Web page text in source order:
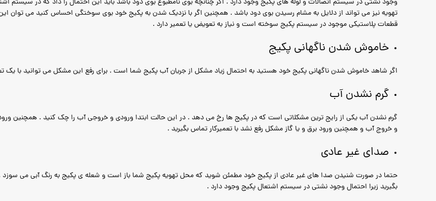
تهویه نیز می تواند از دلایل به مشام رسیدن بوی دود باشد . همچنین اگر با نزدیک شدن به پکیج خود بوی سوختگی احساس کنید می توان
قطعات پلاستیکی موجود در سیستم پکیج سوخته است و نیاز به تعویض یا تعمیر دارد .
خاموش شدن ناگهانی پکیج
اگر شاهد خاموش شدن ناگهانی پکیج خود هستید به احتمال زیاد مشکل از جریان آب پکیج شما است . برای رفع این مشکل می توانید با یک
گرم نشدن آب
گرم نشدن آب یکی از رایج ترین مشکلاتی است که در پکیج ها رخ می دهد . در این حالت ابتدا ورودی و خروجی آب را چک کنید . همچنین
و خروج آب و همچنین ورود برق و یا گاز مشکل رفع نشد با تعمیرکار تماس بگیرید .
صدای غیر عادی
حتما در صورت شنیدن صدا های غیر عادی از پکیج خود مطمئن شوید که محل تهویه پکیج شما باز است و شعله ی پکیج به رنگ آبی می سوزد
بگیرید زیرا احتمال وجود نشتی در سیستم اشتعال پکیج وجود دارد .